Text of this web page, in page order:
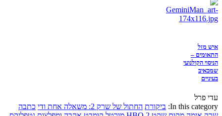
איש מזל
התאומים –
הניסוי הקולנועי
שמכאיב
בעיניים
עדי פרל
In this category: ביקורת החתול של שרק 2: משאלה אחת ודי
כתבה